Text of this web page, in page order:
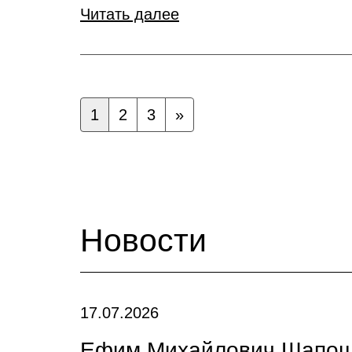
Читать далее
1 2 3 »
Новости
17.07.2026